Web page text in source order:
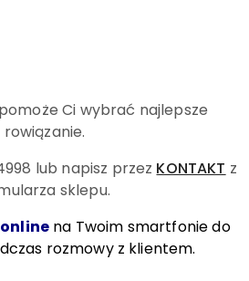
Ci wybrać najlepsze
rowiązanie.
lub napisz przez KONTAKT z
sklepu.
online na Twoim smartfonie do
rozmowy z klientem.